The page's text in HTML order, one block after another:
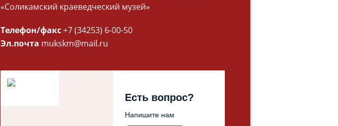
«Соликамский краеведческий музей»
Телефон/факс+7 (34253) 6-00-50
Эл.почта mukskm@mail.ru
Есть вопрос?
Напишите нам